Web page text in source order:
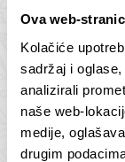
Ova web-
Kolačiće
sadržaj i
analizirali
naše web-
medije,
drugim
Butan –
75,00€ –
ODABERI